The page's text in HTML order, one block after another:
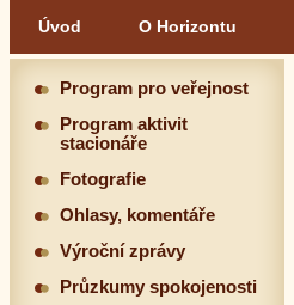
Úvod O Horizontu
Program pro veřejnost
Program aktivit
stacionáře
Fotografie
Ohlasy, komentáře
Výroční zprávy
Průzkumy spokojenosti